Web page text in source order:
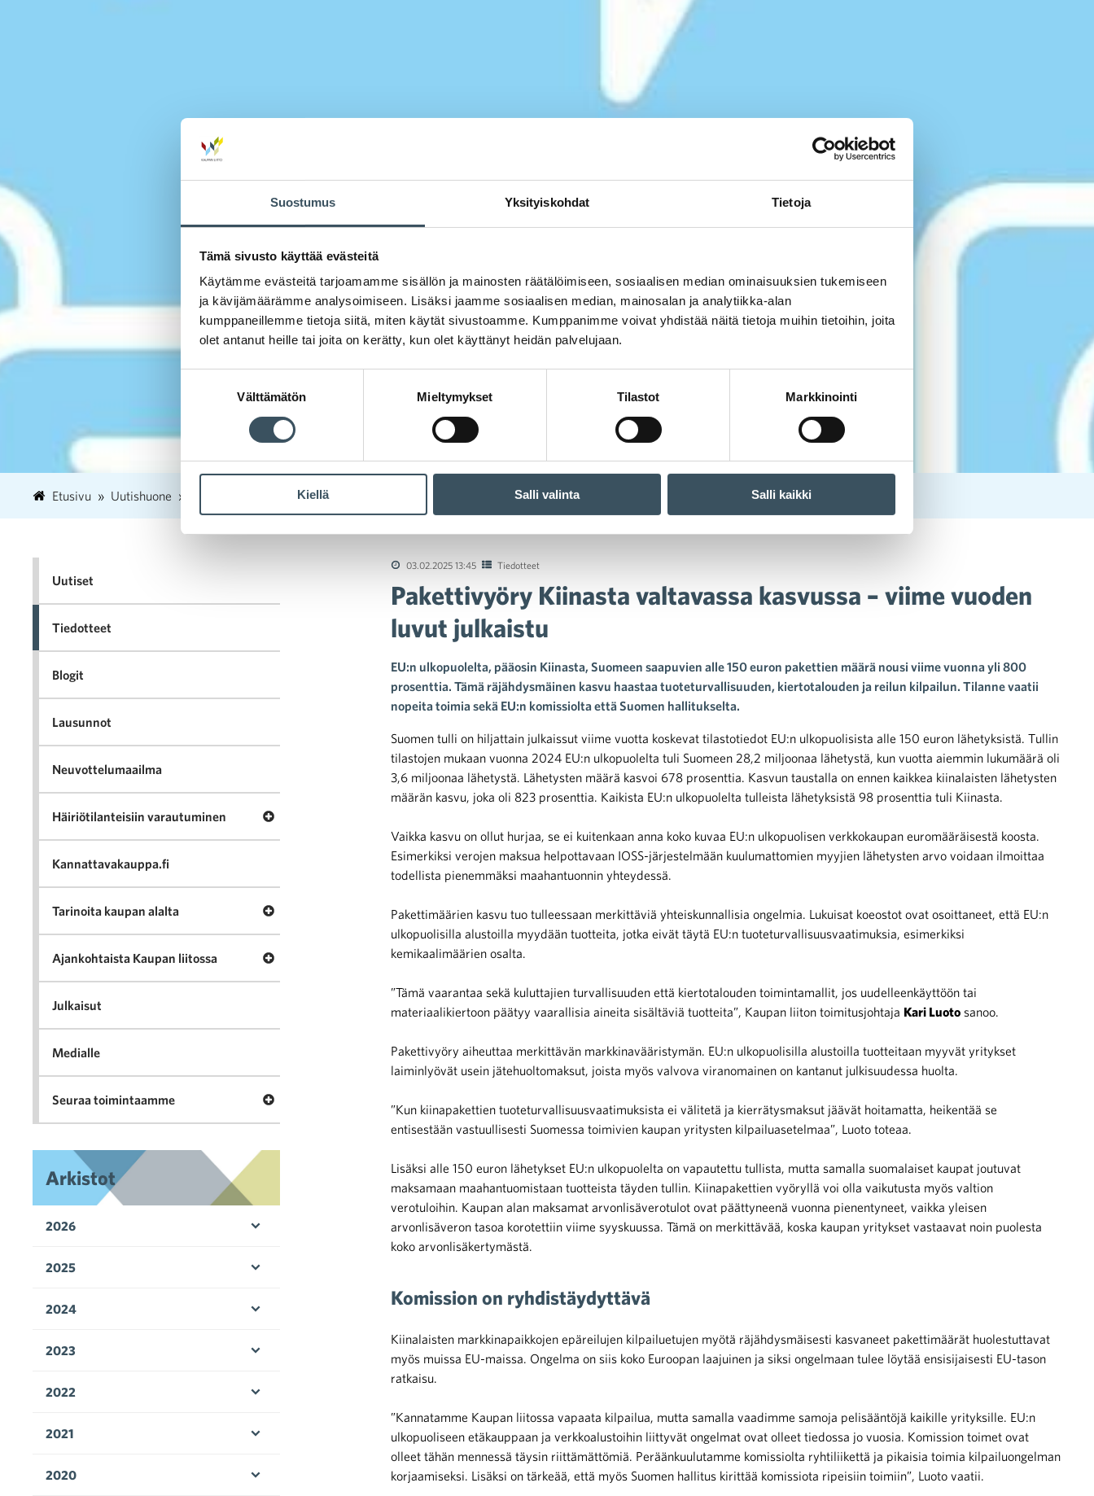
Suostumus Yksityiskohdat Tietoja
Tämä sivusto käyttää evästeitä
Käytämme evästeitä tarjoamamme sisällön ja mainosten räätälöimiseen, sosiaalisen median ominaisuuksien tukemiseen
ja kävijämäärämme analysoimiseen. Lisäksi jaamme sosiaalisen median, mainosalan ja analytiikka-alan
kumppaneillemme tietoja siitä, miten käytät sivustoamme. Kumppanimme voivat yhdistää näitä tietoja muihin tietoihin, joita
olet antanut heille tai joita on kerätty, kun olet käyttänyt heidän palvelujaan.
Välttämätön Mieltymykset Tilastot Markkinointi
Kiellä Salli valinta Salli kaikki
Etusivu Uutishuone 3 Pakettivyöry Kiinasta valtavassa kasvussa – viime vuoden luvut julkaistu
03.02.2025 13:45 Tiedotteet
Pakettivyöry Kiinasta valtavassa kasvussa – viime vuoden
luvut julkaistu
EU:n ulkopuolelta, pääosin Kiinasta, Suomeen saapuvien alle 150 euron pakettien määrä nousi viime vuonna yli 800
prosenttia. Tämä räjähdysmäinen kasvu haastaa tuoteturvallisuuden, kiertotalouden ja reilun kilpailun. Tilanne vaatii
nopeita toimia sekä EU:n komissiolta että Suomen hallitukselta.
Suomen tulli on hiljattain julkaissut viime vuotta koskevat tilastotiedot EU:n ulkopuolisista alle 150 euron lähetyksistä. Tullin
tilastojen mukaan vuonna 2024 EU:n ulkopuolelta tuli Suomeen 28,2 miljoonaa lähetystä, kun vuotta aiemmin lukumäärä oli
3,6 miljoonaa lähetystä. Lähetysten määrä kasvoi 678 prosenttia. Kasvun taustalla on ennen kaikkea kiinalaisten lähetysten
määrän kasvu, joka oli 823 prosenttia. Kaikista EU:n ulkopuolelta tulleista lähetyksistä 98 prosenttia tuli Kiinasta.
Vaikka kasvu on ollut hurjaa, se ei kuitenkaan anna koko kuvaa EU:n ulkopuolisen verkkokaupan euromääräisestä koosta.
Esimerkiksi verojen maksua helpottavaan IOSS-järjestelmään kuulumattomien myyjien lähetysten arvo voidaan ilmoittaa
todellista pienemmäksi maahantuonnin yhteydessä.
Pakettimäärien kasvu tuo tulleessaan merkittäviä yhteiskunnallisia ongelmia. Lukuisat koeostot ovat osoittaneet, että EU:n
ulkopuolisilla alustoilla myydään tuotteita, jotka eivät täytä EU:n tuoteturvallisuusvaatimuksia, esimerkiksi
kemikaalimäärien osalta.
”Tämä vaarantaa sekä kuluttajien turvallisuuden että kiertotalouden toimintamallit, jos uudelleenkäyttöön tai
materiaalikiertoon päätyy vaarallisia aineita sisältäviä tuotteita”, Kaupan liiton toimitusjohtaja Kari Luoto sanoo.
Pakettivyöry aiheuttaa merkittävän markkinavääristymän. EU:n ulkopuolisilla alustoilla tuotteitaan myyvät yritykset
laiminlyövät usein jätehuoltomaksut, joista myös valvova viranomainen on kantanut julkisuudessa huolta.
”Kun kiinapakettien tuoteturvallisuusvaatimuksista ei välitetä ja kierrätysmaksut jäävät hoitamatta, heikentää se
entisestään vastuullisesti Suomessa toimivien kaupan yritysten kilpailuasetelmaa”, Luoto toteaa.
Lisäksi alle 150 euron lähetykset EU:n ulkopuolelta on vapautettu tullista, mutta samalla suomalaiset kaupat joutuvat
maksamaan maahantuomistaan tuotteista täyden tullin. Kiinapakettien vyöryllä voi olla vaikutusta myös valtion
verotuloihin. Kaupan alan maksamat arvonlisäverotulot ovat päättyneenä vuonna pienentyneet, vaikka yleisen
arvonlisäveron tasoa korotettiin viime syyskuussa. Tämä on merkittävää, koska kaupan yritykset vastaavat noin puolesta
koko arvonlisäkertymästä.
Komission on ryhdistäydyttävä
Kiinalaisten markkinapaikkojen epäreilujen kilpailuetujen myötä räjähdysmäisesti kasvaneet pakettimäärät huolestuttavat
myös muissa EU-maissa. Ongelma on siis koko Euroopan laajuinen ja siksi ongelmaan tulee löytää ensisijaisesti EU-tason
ratkaisu.
”Kannatamme Kaupan liitossa vapaata kilpailua, mutta samalla vaadimme samoja pelisääntöjä kaikille yrityksille. EU:n
ulkopuoliseen etäkauppaan ja verkkoalustoihin liittyvät ongelmat ovat olleet tiedossa jo vuosia. Komission toimet ovat
olleet tähän mennessä täysin riittämättömiä. Peräänkuulutamme komissiolta ryhtiliikettä ja pikaisia toimia kilpailuongelman
korjaamiseksi. Lisäksi on tärkeää, että myös Suomen hallitus kirittää komissiota ripeisiin toimiin”, Luoto vaatii.
Uutiset
Tiedotteet
Blogit
Lausunnot
Neuvottelumaailma
Häiriötilanteisiin varautuminen Avaa valikko Häiriötilanteisiin varautuminen
Kannattavakauppa.fi
Tarinoita kaupan alalta Avaa valikko Tarinoita kaupan alalta
Ajankohtaista Kaupan liitossa Avaa valikko Ajankohtaista Kaupan liitossa
Julkaisut
Medialle
Seuraa toimintaamme Avaa valikko Seuraa toimintaamme
Arkistot
2026
2025
2024
2023
2022
2021
2020